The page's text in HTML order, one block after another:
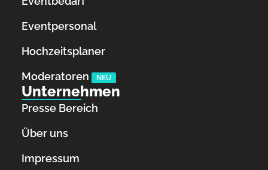
Eventpersonal
Hochzeitsplaner
Moderatoren
NEU
Unternehmen
Presse Bereich
Über uns
Impressum